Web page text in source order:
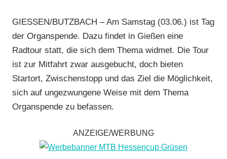
Radwandern
GIESSEN/BUTZBACH – Am Samstag (03.06.) ist Tag
der Organspende. Dazu findet in Gießen eine
Radtour statt, die sich dem Thema widmet. Die Tour
ist zur Mitfahrt zwar ausgebucht, doch bieten
Startort, Zwischenstopp und das Ziel die Möglichkeit,
sich auf ungezwungene Weise mit dem Thema
Organspende zu befassen.
ANZEIGE/WERBUNG